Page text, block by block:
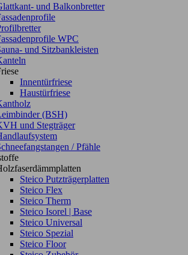
und Balkonbretter
WPC
und Sitzbankleisten
Innentürfriese
Haustürfriese
(BSH)
und Stegträger
/ Pfähle
Steico Putzträgerplatten
Steico Flex
Steico Therm
Steico Isorel | Base
Steico Universal
Steico Spezial
Steico Floor